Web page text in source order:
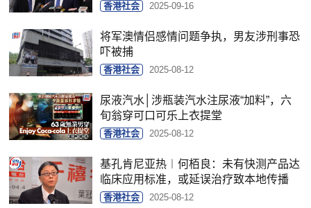
香港社会 2025-09-16
将军澳情侣感情问题争执，男友涉刑事恐
吓被捕
香港社会 2025-08-12
尿液汽水│涉瓶装汽水注尿液“加料”，六
旬翁穿可口可乐上衣提堂
香港社会 2025-08-12
基孔肯尼亚热︱何栢良：未有快测产品达
临床应用标准，或延误治疗致本地传播
香港社会 2025-08-12